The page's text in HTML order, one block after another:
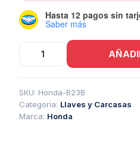
Hasta 12 pagos sin
Saber más
Llave
Chip
Honda
Acura
cantidad
SKU: Honda-B23B
Categoría: Llaves y Carcasas
Marca: Honda